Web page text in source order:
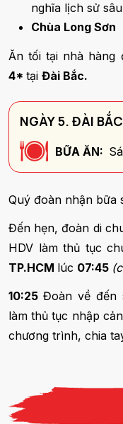
nghĩa lịch sử
Chùa Long Sơn
Ăn tối tại nhà hàng
4* tại Đài Bắc.
NGÀY 5. ĐÀI
BỮA ĂN:
Quý đoàn nhận bữa
Đến hẹn, đoàn di
HDV làm thủ tục
TP.HCM lúc 07:45
10:25Đoàn về đến
làm thủ tục nhập
chương trình, chia